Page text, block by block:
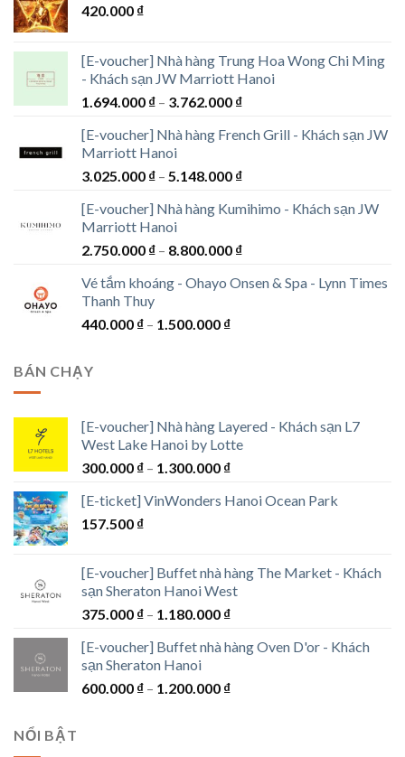
420.000 ₫
[E-voucher] Nhà hàng Trung Hoa Wong Chi Ming
- Khách sạn JW Marriott Hanoi
1.694.000 ₫ – 3.762.000 ₫Khoảng
từ
đến
[E-voucher] Nhà hàng French Grill - Khách sạn JW
Marriott Hanoi
3.025.000 ₫ – 5.148.000 ₫Khoảng
từ
đến
[E-voucher] Nhà hàng Kumihimo - Khách sạn JW
Marriott Hanoi
2.750.000 ₫ – 8.800.000 ₫Khoảng
từ
Vé tắm khoáng - Ohayo Onsen & Spa - Lynn Times
Thanh Thuy
440.000 ₫ – 1.500.000 ₫Khoảng
BÁN CHẠY
[E-voucher] Nhà hàng Layered - Khách sạn L7
West Lake Hanoi by Lotte
300.000 ₫ – 1.300.000 ₫Khoảng
từ
[E-ticket] VinWonders Hanoi Ocean Park
157.500 ₫
[E-voucher] Buffet nhà hàng The Market - Khách
sạn Sheraton Hanoi West
375.000 ₫ – 1.180.000 ₫Khoảng
từ
đến
[E-voucher] Buffet nhà hàng Oven D'or - Khách
sạn Sheraton Hanoi
600.000 ₫ – 1.200.000 ₫Khoảng
NỔI BẬT